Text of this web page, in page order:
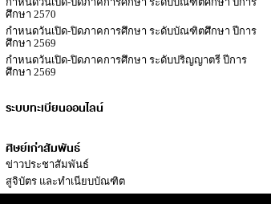
ศึกษา 2570
กำหนดวันเปิด-ปิดภาคการศึกษา ระดับบัณฑิตศึกษา ปีการ
ศึกษา 2569
กำหนดวันเปิด-ปิดภาคการศึกษา ระดับปริญญาตรี ปีการ
ศึกษา 2569
ระบบทะเบียนออนไลน์
ศิษย์เก่าสัมพันธ์
ข่าวประชาสัมพันธ์
สูจิบัตร และทำเนียบบัณฑิต